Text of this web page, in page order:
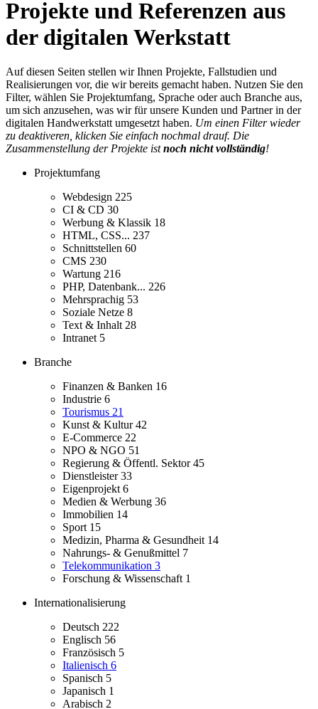
Projekte und Referenzen aus
der digitalen Werkstatt
Auf diesen Seiten stellen wir Ihnen Projekte, Fallstudien und
Realisierungen vor, die wir bereits gemacht haben. Nutzen Sie den
Filter, wählen Sie Projektumfang, Sprache oder auch Branche aus,
um sich anzusehen, was wir für unsere Kunden und Partner in der
digitalen Handwerkstatt umgesetzt haben. Um einen Filter wieder
zu deaktiveren, klicken Sie einfach nochmal drauf. Die
Zusammenstellung der Projekte istnoch nicht vollständig!
Projektumfang
Webdesign 225
CI & CD 30
Werbung & Klassik 18
HTML, CSS... 237
Schnittstellen 60
CMS 230
Wartung 216
PHP, Datenbank... 226
Mehrsprachig 53
Soziale Netze 8
Text & Inhalt 28
Intranet 5
Branche
Finanzen & Banken 16
Industrie 6
Tourismus 21
Kunst & Kultur42
E-Commerce 22
NPO & NGO 51
Regierung & Öffentl. Sektor45
Dienstleister33
Eigenprojekt 6
Medien & Werbung 36
Immobilien 14
Sport 15
Medizin, Pharma & Gesundheit 14
Nahrungs- & Genußmittel 7
Telekommunikation 3
Forschung & Wissenschaft 1
Internationalisierung
Deutsch 222
Englisch 56
Französisch 5
Italienisch 6
Spanisch 5
Japanisch 1
Arabisch 2